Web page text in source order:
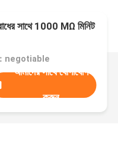
সাথে 1000 MΩ মিনিট
negotiable
আমাদের সাথে যোগাযোগ
করুন